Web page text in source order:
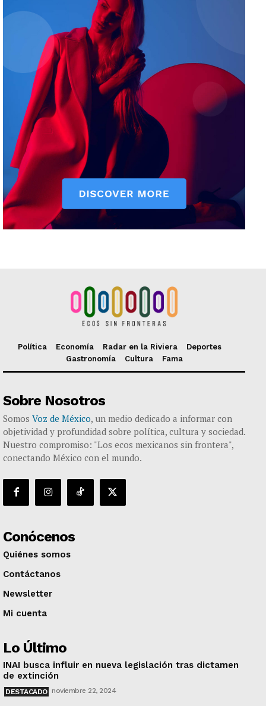
Política Economía Radar en la Riviera
Deportes
Gastronomía
Cultura Fama
Sobre Nosotros
Somos Voz de México, un medio dedicado a informar con
objetividad y profundidad sobre política, cultura y sociedad.
Nuestro compromiso: "Los ecos mexicanos sin frontera",
conectando México con el mundo.
Conócenos
Quiénes somos
Contáctanos
Newsletter
Mi cuenta
Lo Último
INAI busca influir en nueva legislación tras dictamen
de extinción
DESTACADO noviembre 22, 2024